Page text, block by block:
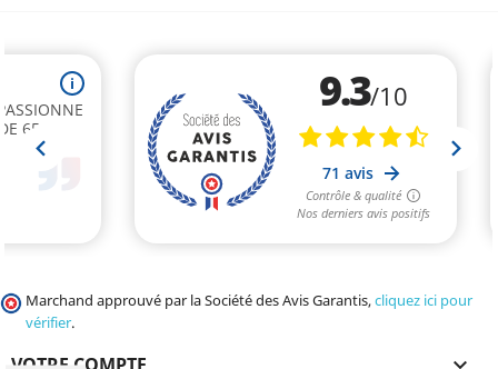
Marchand approuvé par la Société des Avis Garantis,cliquez ici pour
vérifier.